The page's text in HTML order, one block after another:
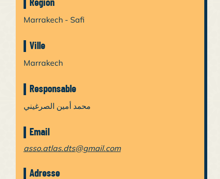
Région
Marrakech - Safi
Ville
Marrakech
Responsable
محمد أمين الصرغيني
Email
asso.atlas.dts@gmail.com
Adresse